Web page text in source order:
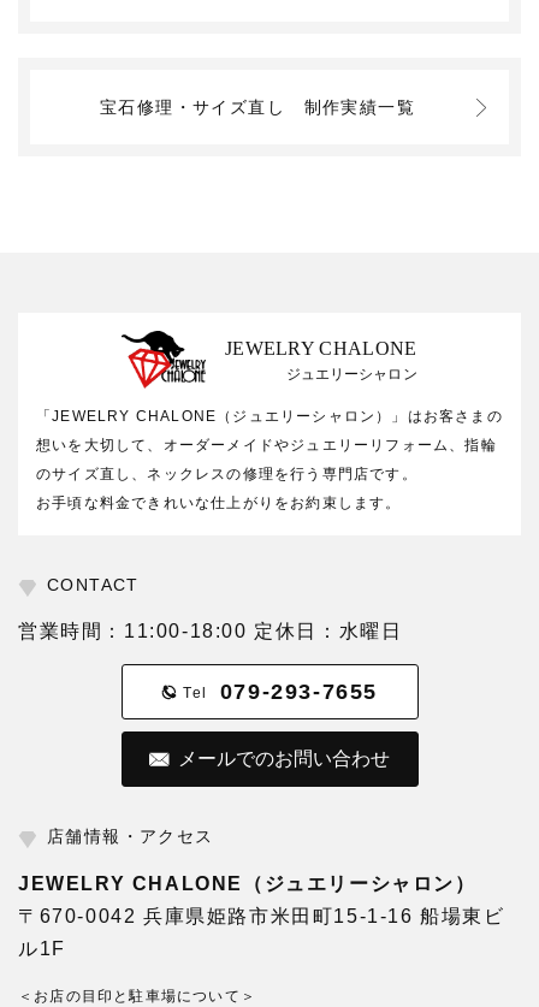
宝石修理・サイズ直し 制作実績一覧
JEWELRY CHALONE
ジュエリーシャロン
「JEWELRY CHALONE（ジュエリーシャロン）」はお客さまの
想いを大切して、オーダーメイドやジュエリーリフォーム、指輪
のサイズ直し、ネックレスの修理を行う専門店です。
お手頃な料金できれいな仕上がりをお約束します。
CONTACT
営業時間：11:00-18:00 定休日：水曜日
Tel 079-293-7655
メールでのお問い合わせ
店舗情報・アクセス
JEWELRY CHALONE（ジュエリーシャロン）
〒670-0042 兵庫県姫路市米田町15-1-16 船場東ビ
ル1F
＜お店の目印と駐車場について＞